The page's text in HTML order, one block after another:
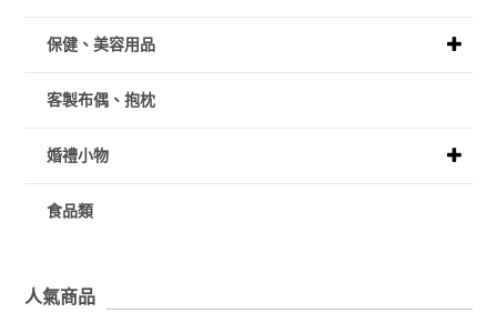
保健、美容用品
客製布偶、抱枕
婚禮小物
食品類
人氣商品